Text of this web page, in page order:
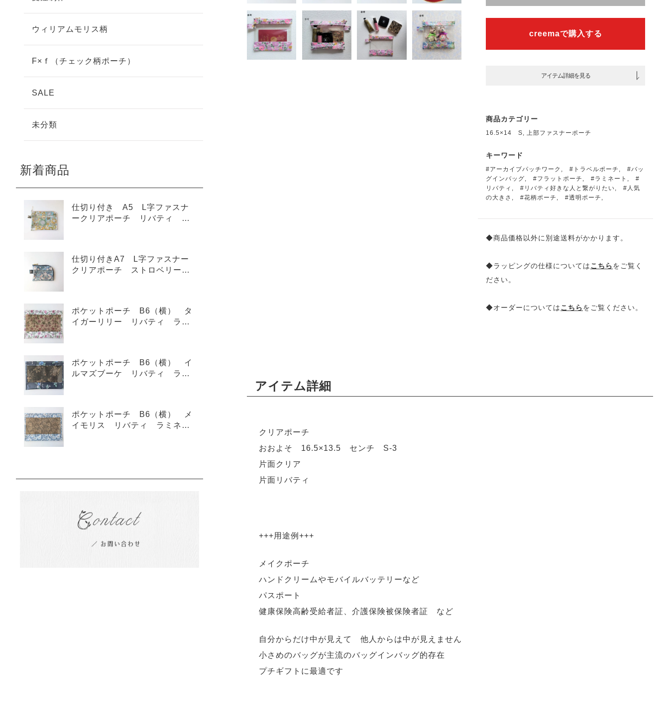
creemaで購入する
アイテム詳細を見る
商品カテゴリー
16.5×14 S, 上部ファスナーポーチ
キーワード
#アーカイブパッチワーク , #トラベルポーチ , #バッ
グインバッグ, #フラットポーチ , #ラミネート , #
リバティ , #リバティ好きな人と繋がりたい, #人気
の大きさ , #花柄ポーチ , #透明ポーチ ,
◆商品価格以外に別途送料がかかります。
◆ラッピングの仕様についてはこちらをご覧く
ださい。
◆オーダーについてはこちらをご覧ください。
アイテム詳細
クリアポーチ
おおよそ 16.5×13.5 センチ S-3
片面クリア
片面リバティ
+++用途例+++
メイクポーチ
ハンドクリームやモバイルバッテリーなど
パスポート
健康保険高齢受給者証、介護保険被保険者証 など
自分からだけ中が見えて 他人からは中が見えません
小さめのバッグが主流のバッグインバッグ的存在
プチギフトに最適です
ウィリアムモリス柄
F×ｆ（チェック柄ポーチ）
SALE
未分類
新着商品
仕切り付き A5 L字ファスナ
ークリアポーチ リバティ ス
仕切り付きA7 L字ファスナー
クリアポーチ ストロベリーシ
ポケットポーチ B6（横） タ
イガーリリー リバティ ラミ
ポケットポーチ B6（横） イ
ルマズブーケ リバティ ラミ
ポケットポーチ B6（横） メ
イモリス リバティ ラミネー